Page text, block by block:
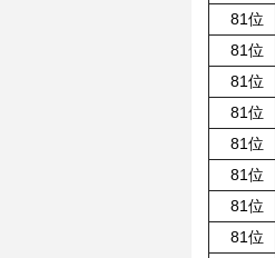
81位
81位
81位
81位
81位
81位
81位
81位